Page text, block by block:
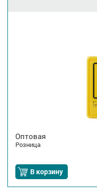
Оптовая
Розница
В корзину